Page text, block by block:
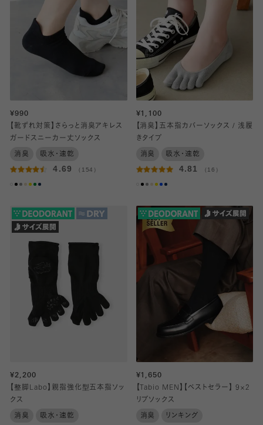
¥990
【靴ずれ対策】さらっと消臭アキレス
ガードスニーカー丈ソックス
消臭 吸水・速乾
4.69 （154）
¥1,100
【消臭】五本指カバーソックス / 浅履
きタイプ
消臭 吸水・速乾
4.81 （16）
¥2,200
【整脚Labo】親指強化型五本指ソッ
クス
消臭 吸水・速乾
¥1,650
【Tabio MEN】【ベストセラー】 9×2
リブソックス
消臭 リンキング